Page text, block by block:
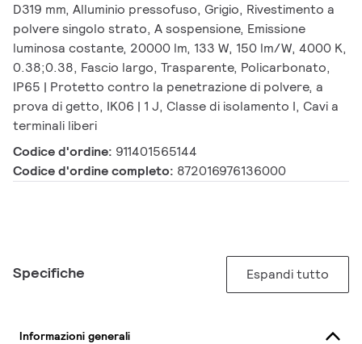
D319 mm, Alluminio pressofuso, Grigio, Rivestimento a
polvere singolo strato, A sospensione, Emissione
luminosa costante, 20000 lm, 133 W, 150 lm/W, 4000 K,
0.38;0.38, Fascio largo, Trasparente, Policarbonato,
IP65 | Protetto contro la penetrazione di polvere, a
prova di getto, IK06 | 1 J, Classe di isolamento I, Cavi a
terminali liberi
Codice d'ordine: 911401565144
Codice d'ordine completo: 872016976136000
Specifiche Espandi tutto
Informazioni generali